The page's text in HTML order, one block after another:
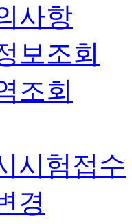
사항
보조회
조회
시험접수
경